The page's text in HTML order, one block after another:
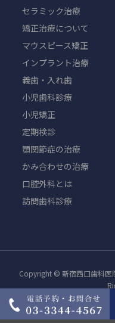
セラミック治療
矯正治療について
マウスピース矯正
インプラント治療
義歯・入れ歯
小児歯科診療
小児矯正
定期検診
顎関節症の治療
かみ合わせの治療
口腔外科とは
訪問歯科診療
Copyright © 新宿西口歯科医